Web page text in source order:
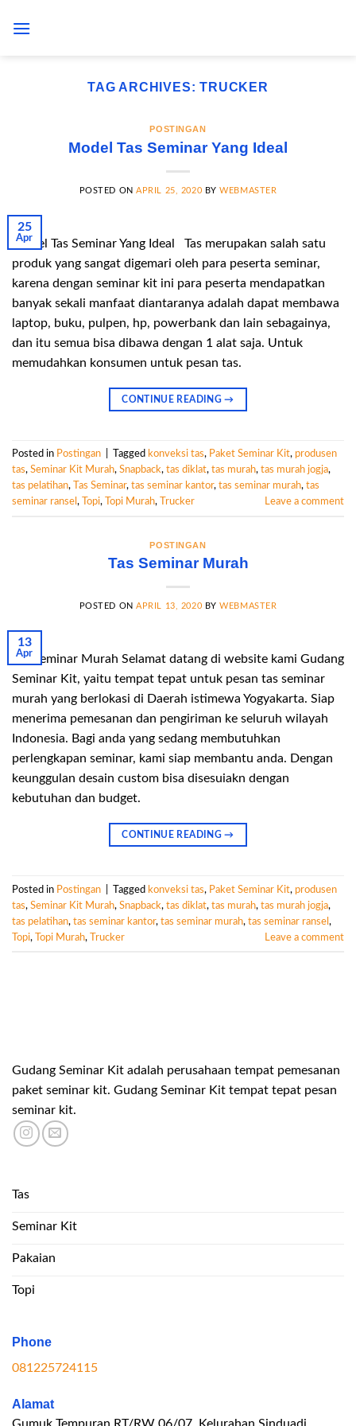
TAG ARCHIVES:TRUCKER
POSTINGAN
Model Tas Seminar Yang Ideal
POSTED ONAPRIL 25, 2020 BYWEBMASTER
25
Apr
Model Tas Seminar Yang Ideal Tas merupakan salah satu
produk yang sangat digemari oleh para peserta seminar,
karena dengan seminar kit ini para peserta mendapatkan
banyak sekali manfaat diantaranya adalah dapat membawa
laptop, buku, pulpen, hp, powerbank dan lain sebagainya,
dan itu semua bisa dibawa dengan 1 alat saja. Untuk
memudahkan konsumen untuk pesan tas.
CONTINUE READING→
Posted in Postingan Tagged konveksi tas, Paket Seminar Kit, produsen
tas, Seminar Kit Murah, Snapback, tas diklat, tas murah, tas murah jogja,
tas pelatihan, Tas Seminar, tas seminar kantor, tas seminar murah, tas
seminar ransel , Topi, Topi Murah, Trucker Leave a comment
POSTINGAN
Tas Seminar Murah
POSTED ONAPRIL 13, 2020 BYWEBMASTER
13
Apr
Tas Seminar Murah Selamat datang di website kami Gudang
Seminar Kit, yaitu tempat tepat untuk pesan tas seminar
murah yang berlokasi di Daerah istimewa Yogyakarta. Siap
menerima pemesanan dan pengiriman ke seluruh wilayah
Indonesia. Bagi anda yang sedang membutuhkan
perlengkapan seminar, kami siap membantu anda. Dengan
keunggulan desain custom bisa disesuiakn dengan
kebutuhan dan budget.
CONTINUE READING→
Posted in Postingan Tagged konveksi tas, Paket Seminar Kit, produsen
tas, Seminar Kit Murah, Snapback, tas diklat, tas murah, tas murah jogja,
tas pelatihan, tas seminar kantor, tas seminar murah, tas seminar ransel ,
Topi, Topi Murah, Trucker Leave a comment
Gudang Seminar Kit adalah perusahaan tempat pemesanan
paket seminar kit. Gudang Seminar Kit tempat tepat pesan
seminar kit.
Tas
Seminar Kit
Pakaian
Topi
Phone
081225724115
Alamat